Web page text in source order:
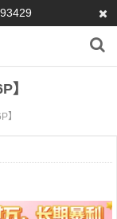
】
】